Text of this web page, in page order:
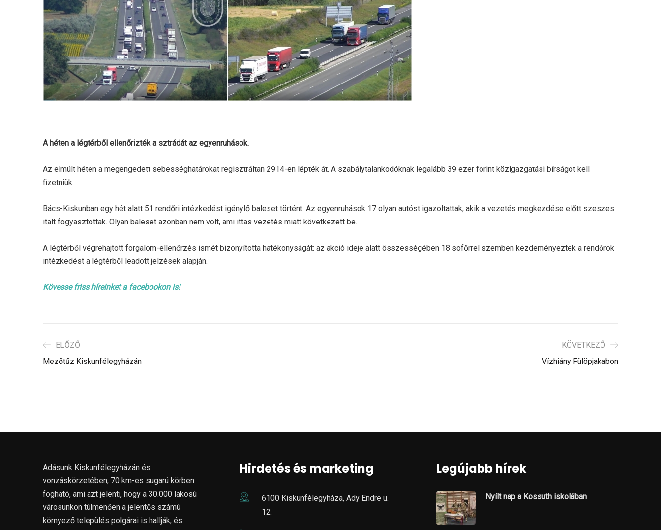
A héten a légtérből ellenőrizték a sztrádát az egyenruhások.
Az elmúlt héten a megengedett sebességhatárokat regisztráltan 2914-en lépték át. A szabálytalankodóknak legalább 39 ezer forint közigazgatási bírságot kell
fizetniük.
Bács-Kiskunban egy hét alatt 51 rendőri intézkedést igénylő baleset történt. Az egyenruhások 17 olyan autóst igazoltattak, akik a vezetés megkezdése előtt szeszes
italt fogyasztottak. Olyan baleset azonban nem volt, ami ittas vezetés miatt következett be.
A légtérből végrehajtott forgalom-ellenőrzés ismét bizonyította hatékonyságát: az akció ideje alatt összességében 18 sofőrrel szemben kezdeményeztek a rendőrök
intézkedést a légtérből leadott jelzések alapján.
Kövesse friss híreinket a facebookon is!
ELŐZŐ
Mezőtűz Kiskunfélegyházán
KÖVETKEZŐ
Vízhiány Fülöpjakabon
Adásunk Kiskunfélegyházán és
vonzáskörzetében, 70 km-es sugarú körben
fogható, ami azt jelenti, hogy a 30.000 lakosú
városunkon túlmenően a jelentős számú
környező település polgárai is hallják, és
Hirdetés és marketing
6100 Kiskunfélegyháza, Ady Endre u.
12.
Legújabb hírek
Nyílt nap a Kossuth iskolában